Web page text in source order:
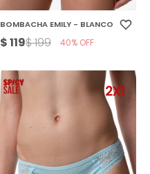
BOMBACHA EMILY - BLANCO
$119$199 40